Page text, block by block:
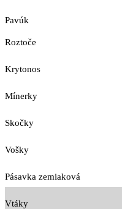
Pavúk
Roztoče
Krytonos
Mínerky
Skočky
Vošky
Pásavka zemiaková
Vtáky